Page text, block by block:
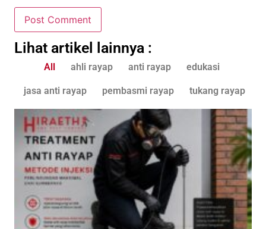
Lihat artikel lainnya :
All ahli rayap anti rayap edukasi
jasa anti rayap pembasmi rayap tukang rayap